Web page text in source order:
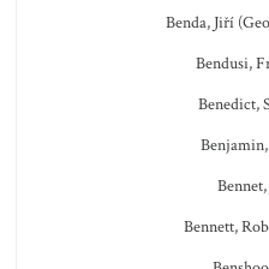
Benda, Jiří
Bendusi,
Benedict,
Bennett,